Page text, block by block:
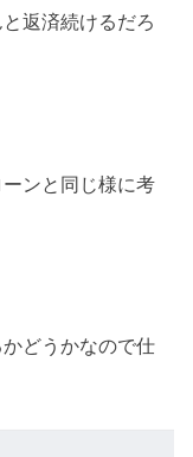
返済続けるだろ
ンと同じ様に考
どうかなので仕